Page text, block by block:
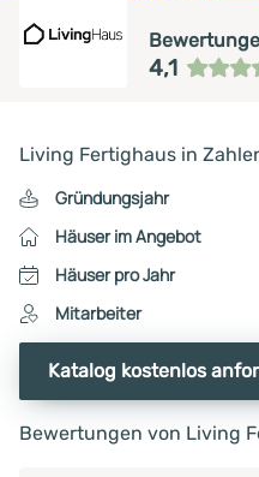
4,1
Living Fertighaus in
Gründungsjahr
Häuser im Angebot
Häuser pro Jahr
Mitarbeiter
Katalog kostenlos
Bewertungen von Living